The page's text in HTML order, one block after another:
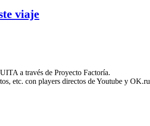
viaje
a través de Proyecto Factoría.
etc. con players directos de Youtube y OK.ru